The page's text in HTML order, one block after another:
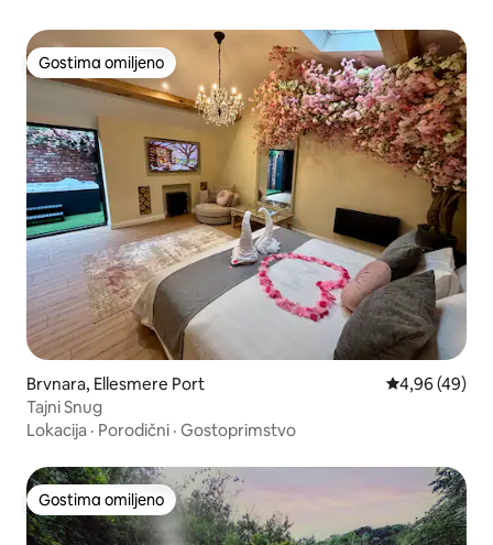
Gostima omiljeno
Gostima omiljeno
Brvnara, Ellesmere Port Prosečna
4,96 (49)
Tajni Snug
Lokacija · Porodični · Gostoprimstvo
Gostima omiljeno
Gostima omiljeno